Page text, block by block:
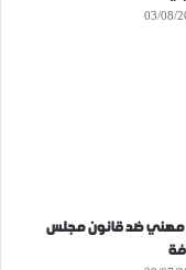
03/08/
ضد قانون مجلس